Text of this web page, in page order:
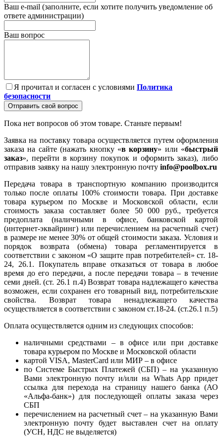
Ваш e-mail (заполните, если хотите получить уведомление об
ответе администрации)
Ваш вопрос
Я прочитал и согласен с условиями Политика
безопасности
Отправить свой вопрос
Пока нет вопросов об этом товаре. Станьте первым!
Заявка на поставку товара осуществляется путем оформления
заказа на сайте (нажать кнопку «в корзину» или «быстрый
заказ», перейти в корзину покупок и оформить заказ), либо
отправив заявку на нашу электронную почту info@poolbox.ru
Передача товара в транспортную компанию производится
только после оплаты 100% стоимости товара. При доставке
товара курьером по Москве и Московской области, если
стоимость заказа составляет более 50 000 руб., требуется
предоплата (наличными в офисе, банковской картой
(интернет-эквайринг) или перечислением на расчетный счет)
в размере не менее 30% от общей стоимости заказа. Условия и
порядок возврата (обмена) товара регламентируется в
соответствии с законом «О защите прав потребителей» ст. 18-
24, 26.1. Покупатель вправе отказаться от товара в любое
время до его передачи, а после передачи товара – в течение
семи дней. (ст. 26.1 п.4) Возврат товара надлежащего качества
возможен, если сохранен его товарный вид, потребительские
свойства. Возврат товара ненадлежащего качества
осуществляется в соответствии с законом ст.18-24. (ст.26.1 п.5)
Оплата осуществляется одним из следующих способов:
наличными средствами – в офисе или при доставке
товара курьером по Москве и Московской области
картой VISA, MasterCard или МИР – в офисе
по Системе Быстрых Платежей (СБП) – на указанную
Вами электронную почту и/или на Whats App придет
ссылка для перехода на страницу нашего банка (АО
«Альфа-банк») для последующей оплаты заказа через
СБП
перечислением на расчетный счет – на указанную Вами
электронную почту будет выставлен счет на оплату
(УСН, НДС не выделяется)